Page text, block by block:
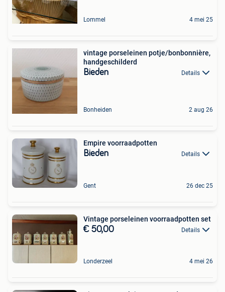
Lommel 4 mei 25
vintage porseleinen potje/bonbonnière,
handgeschilderd
Bieden Details
Bonheiden 2 aug 26
Empire voorraadpotten
Bieden Details
Gent 26 dec 25
Vintage porseleinen voorraadpotten set
€ 50,00 Details
Londerzeel 4 mei 26